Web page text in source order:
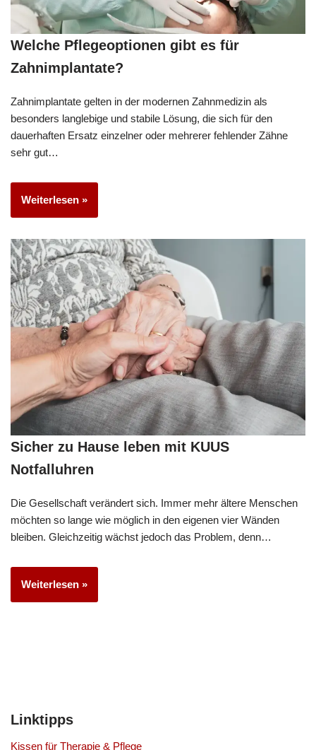
Welche Pflegeoptionen gibt es für
Zahnimplantate?
Zahnimplantate gelten in der modernen Zahnmedizin als
besonders langlebige und stabile Lösung, die sich für den
dauerhaften Ersatz einzelner oder mehrerer fehlender Zähne
sehr gut…
Weiterlesen »
Sicher zu Hause leben mit KUUS
Notfalluhren
Die Gesellschaft verändert sich. Immer mehr ältere Menschen
möchten so lange wie möglich in den eigenen vier Wänden
bleiben. Gleichzeitig wächst jedoch das Problem, denn…
Weiterlesen »
Linktipps
Kissen für Therapie & Pflege